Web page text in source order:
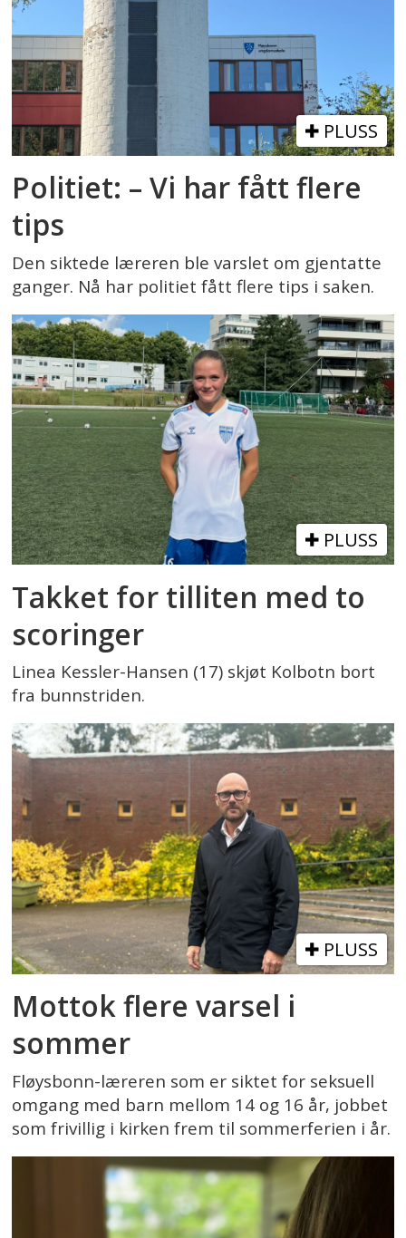
PLUSS
Politiet: – Vi har fått flere
tips
Den siktede læreren ble varslet om gjentatte
ganger. Nå har politiet fått flere tips i saken.
PLUSS
Takket for tilliten med to
scoringer
Linea Kessler-Hansen (17) skjøt Kolbotn bort
fra bunnstriden.
PLUSS
Mottok flere varsel i
sommer
Fløysbonn-læreren som er siktet for seksuell
omgang med barn mellom 14 og 16 år, jobbet
som frivillig i kirken frem til sommerferien i år.